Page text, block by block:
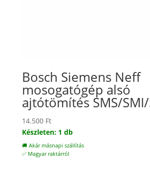
Bosch Siemens Neff
mosogatógép alsó
ajtótömítés SMS/
14.500 Ft
Készleten: 1 db
🚚 Akár másnapi szállítás
✅ Magyar raktárról